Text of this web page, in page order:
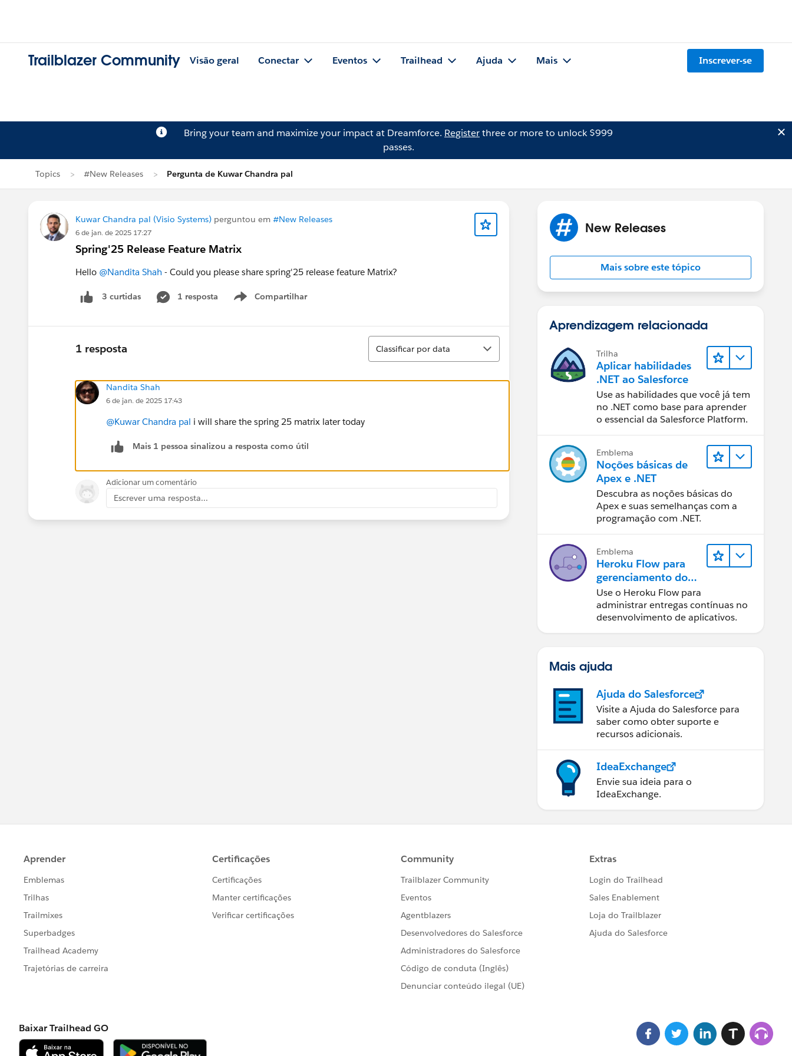
Trailblazer Community Visão geral Conectar Eventos Trailhead Ajuda Mais Inscrever-se
Bring your team and maximize your impact at Dreamforce. Registerthree or more to unlock $999
passes.
Topics #New Releases Pergunta de Kuwar Chandra pal
Kuwar Chandra pal (Visio Systems) perguntou em #New Releases
6 de jan. de 2025 17:27
Spring'25 Release Feature Matrix
Hello @Nandita Shah - Could you please share spring'25 release feature Matrix?
3 curtidas 1 resposta Compartilhar
Show menu
1 resposta
Classificar
Classificar por data
Nandita Shah
6 de jan. de 2025 17:43
@Kuwar Chandra pal i will share the spring 25 matrix later today
Mais 1 pessoa sinalizou a resposta como útil
Adicionar um comentário
Escrever uma resposta...
New Releases
Mais sobre este tópico
Aprendizagem relacionada
Trilha
Aplicar habilidades
.NET ao Salesforce
Use as habilidades que você já tem
no .NET como base para aprender
o essencial da Salesforce Platform.
Emblema
Noções básicas de
Apex e .NET
Descubra as noções básicas do
Apex e suas semelhanças com a
programação com .NET.
Emblema
Heroku Flow para
gerenciamento do
ciclo de vida
Use o Heroku Flow para
administrar entregas contínuas no
desenvolvimento de aplicativos.
Mais ajuda
Ajuda do Salesforce
Visite a Ajuda do Salesforce para
saber como obter suporte e
recursos adicionais.
IdeaExchange
Envie sua ideia para o
IdeaExchange.